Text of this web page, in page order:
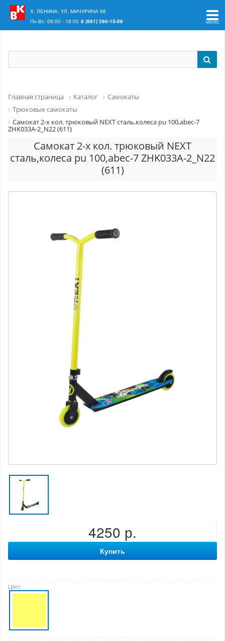
Ваш регион:
Х. ЛЕНИНА, УЛ. МИЧУРИНА 98
Пн-Вс: 09:00 - 18:00 8 (861) 290-15-58
Главная страница Каталог
Самокаты
Трюковые самокаты
Самокат 2-х кол. трюковый NEXT сталь,колеса pu 100,abec-7
ZHK033A-2_N22 (611)
Самокат 2-х кол. трюковый NEXT
сталь,колеса pu 100,abec-7 ZHK033A-2_N22
(611)
4250 р.
Купить
Цвет